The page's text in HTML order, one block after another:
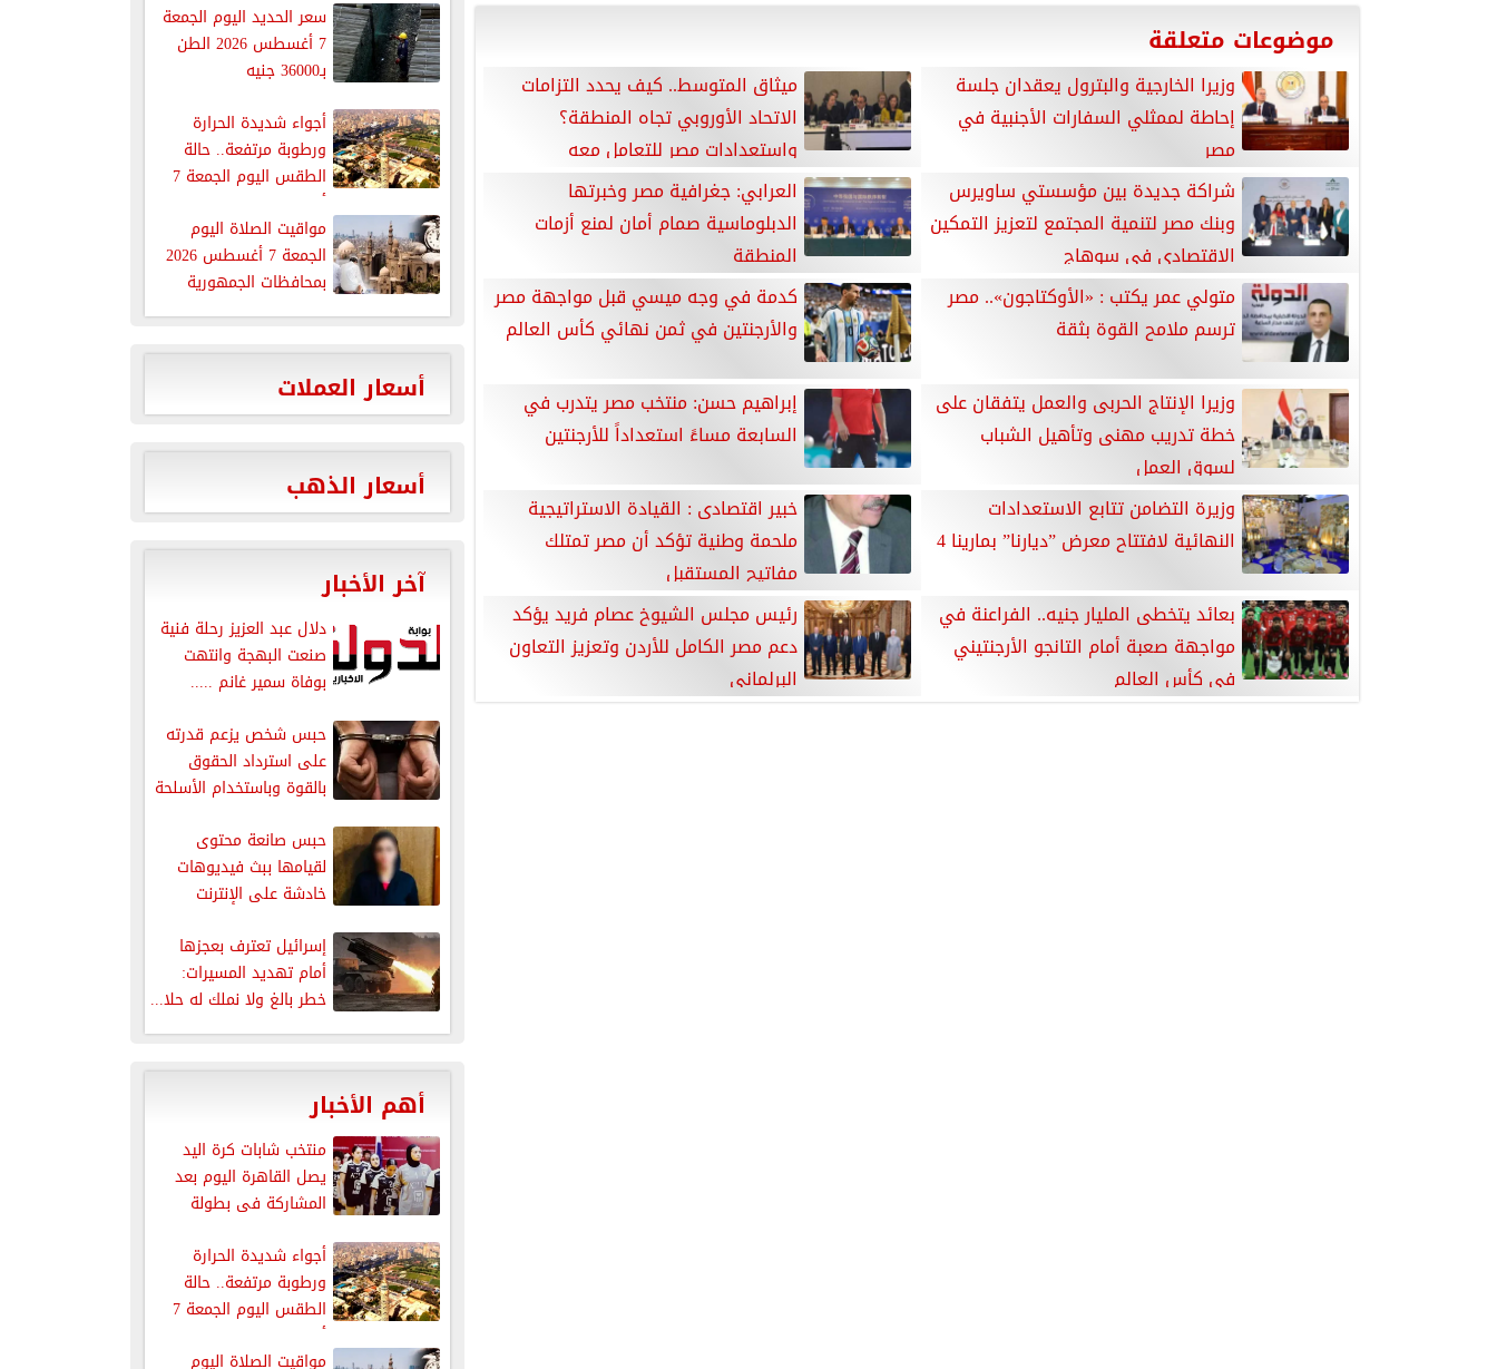
موضوعات متعلقة
وزيرا الخارجية والبترول يعقدان جلسة
إحاطة لممثلي السفارات الأجنبية في
مصر
ميثاق المتوسط.. كيف يحدد التزامات
الاتحاد الأوروبي تجاه المنطقة؟
واستعدادات مصر للتعامل معه
شراكة جديدة بين مؤسستي ساويرس
وبنك مصر لتنمية المجتمع لتعزيز التمكين
الاقتصادي في سوهاج
العرابي: جغرافية مصر وخبرتها
الدبلوماسية صمام أمان لمنع أزمات
المنطقة
متولي عمر يكتب : «الأوكتاجون».. مصر
ترسم ملامح القوة بثقة
كدمة في وجه ميسي قبل مواجهة مصر
والأرجنتين في ثمن نهائي كأس العالم
وزيرا الإنتاج الحربى والعمل يتفقان على
خطة تدريب مهنى وتأهيل الشباب
لسوق العمل
إبراهيم حسن: منتخب مصر يتدرب في
السابعة مساءً استعداداً للأرجنتين
وزيرة التضامن تتابع الاستعدادات
النهائية لافتتاح معرض ”ديارنا” بمارينا 4
خبير اقتصادى : القيادة الاستراتيجية
ملحمة وطنية تؤكد أن مصر تمتلك
مفاتيح المستقبل
بعائد يتخطى المليار جنيه.. الفراعنة في
مواجهة صعبة أمام التانجو الأرجنتيني
في كأس العالم
رئيس مجلس الشيوخ عصام فريد يؤكد
دعم مصر الكامل للأردن وتعزيز التعاون
البرلماني
سعر الحديد اليوم الجمعة
7 أغسطس 2026 الطن
بـ36000 جنيه
أجواء شديدة الحرارة
ورطوبة مرتفعة.. حالة
الطقس اليوم الجمعة 7
أغسطس 2026
مواقيت الصلاة اليوم
الجمعة 7 أغسطس 2026
بمحافظات الجمهورية
أسعار العملات
أسعار الذهب
آخر الأخبار
دلال عبد العزيز رحلة فنية
صنعت البهجة وانتهت
بوفاة سمير غانم .....
حبس شخص يزعم قدرته
على استرداد الحقوق
بالقوة وباستخدام الأسلحة
حبس صانعة محتوى
لقيامها ببث فيديوهات
خادشة على الإنترنت
إسرائيل تعترف بعجزها
أمام تهديد المسيرات:
خطر بالغ ولا نملك له حلا...
أهم الأخبار
منتخب شابات كرة اليد
يصل القاهرة اليوم بعد
المشاركة فى بطولة
أجواء شديدة الحرارة
ورطوبة مرتفعة.. حالة
الطقس اليوم الجمعة 7
أغسطس 2026
مواقيت الصلاة اليوم